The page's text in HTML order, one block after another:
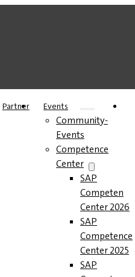
Partner Events
Community-
Events
Competence
Center
SAP
Competence
Center 2026
SAP
Competence
Center 2025
SAP